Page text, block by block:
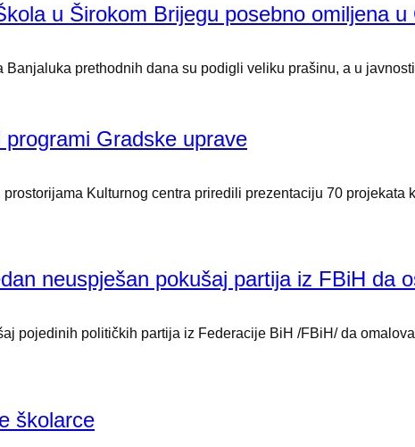
u Širokom Brijegu posebno omiljena
prethodnih dana su podigli veliku prašinu, a u
Gradske uprave
Kulturnog centra priredili prezentaciju 70
neuspješan pokušaj partija iz FBiH da
pojedinih političkih partija iz Federacije BiH /FBiH/ da
školarce